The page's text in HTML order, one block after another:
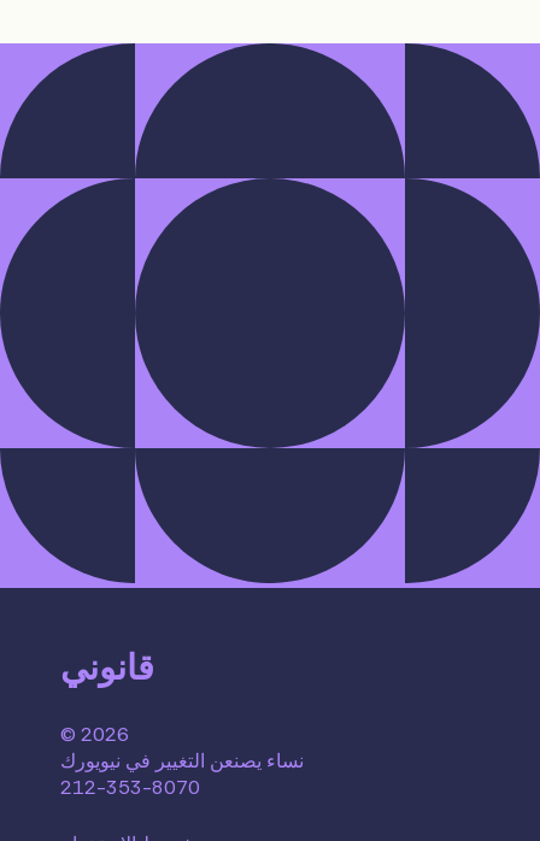
قانوني
© 2026
نساء يصنعن التغيير في نيويورك
212-353-8070